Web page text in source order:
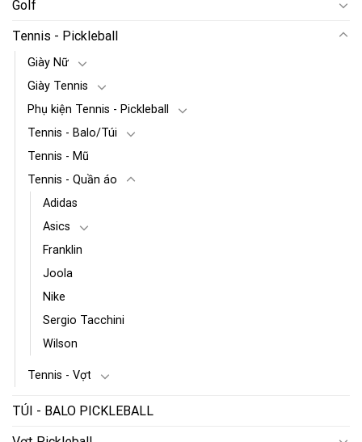
Golf
Tennis - Pickleball
Giày Nữ
Giày Tennis
Phụ kiện Tennis - Pickleball
Tennis - Balo/Túi
Tennis - Mũ
Tennis - Quần áo
Adidas
Asics
Franklin
Joola
Nike
Sergio Tacchini
Wilson
Tennis - Vợt
TÚI - BALO PICKLEBALL